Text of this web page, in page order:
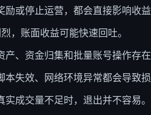
或停止运营，都会直接影响收益
，账面收益可能快速回吐。
、资金归集和批量账号操作存在
失效、网络环境异常都会导致损
成交量不足时，退出并不容易。